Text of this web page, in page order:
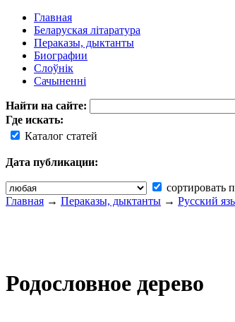
Главная
Беларуская літаратура
Пераказы, дыктанты
Биографии
Слоўнік
Сачыненні
Найти на сайте:
Где искать:
Каталог статей
Дата публикации:
сортировать
Главная → Пераказы, дыктанты → Русский
Родословное дерево